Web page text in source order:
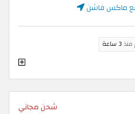
ماكس فاشن
منذ 3 ساعة
شحن مجاني